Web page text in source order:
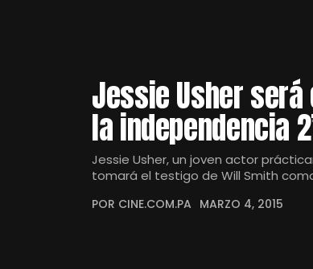
Jessie Usher será
la independencia
Jessie Usher, un joven actor
tomará el testigo de Will Smith
POR CINE.COM.PA MARZO 4, 2015